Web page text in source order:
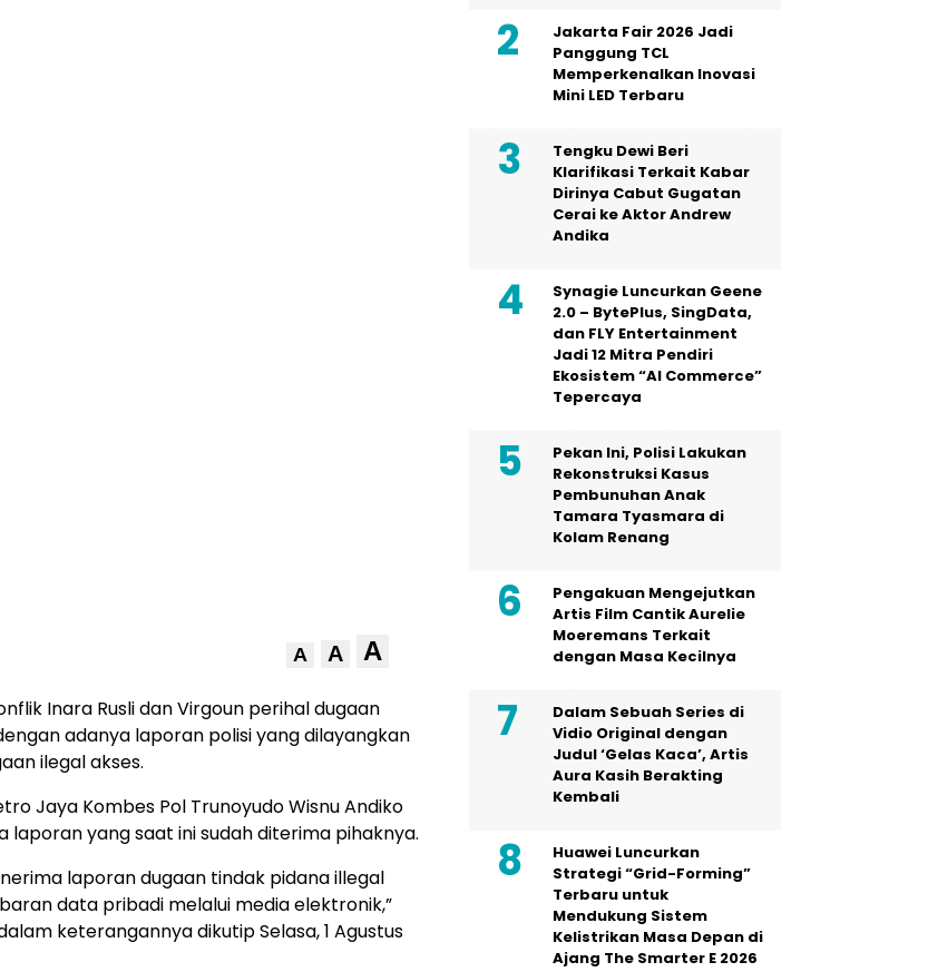
A A A
Inara Rusli dan Virgoun perihal dugaan
adanya laporan polisi yang dilayangkan
ilegal akses.
Jaya Kombes Pol Trunoyudo Wisnu Andiko
laporan yang saat ini sudah diterima pihaknya.
laporan dugaan tindak pidana illegal
data pribadi melalui media elektronik,”
keterangannya dikutip Selasa, 1 Agustus
Jakarta Fair 2026 Jadi
Panggung TCL
Memperkenalkan Inovasi
Mini LED Terbaru
Tengku Dewi Beri
Klarifikasi Terkait Kabar
Dirinya Cabut Gugatan
Cerai ke Aktor Andrew
Andika
Synagie Luncurkan Geene
2.0 – BytePlus, SingData,
dan FLY Entertainment
Jadi 12 Mitra Pendiri
Ekosistem “AI Commerce”
Tepercaya
Pekan Ini, Polisi Lakukan
Rekonstruksi Kasus
Pembunuhan Anak
Tamara Tyasmara di
Kolam Renang
Pengakuan Mengejutkan
Artis Film Cantik Aurelie
Moeremans Terkait
dengan Masa Kecilnya
Dalam Sebuah Series di
Vidio Original dengan
Judul ‘Gelas Kaca’, Artis
Aura Kasih Berakting
Kembali
Huawei Luncurkan
Strategi “Grid-Forming”
Terbaru untuk
Mendukung Sistem
Kelistrikan Masa Depan di
Ajang The Smarter E 2026